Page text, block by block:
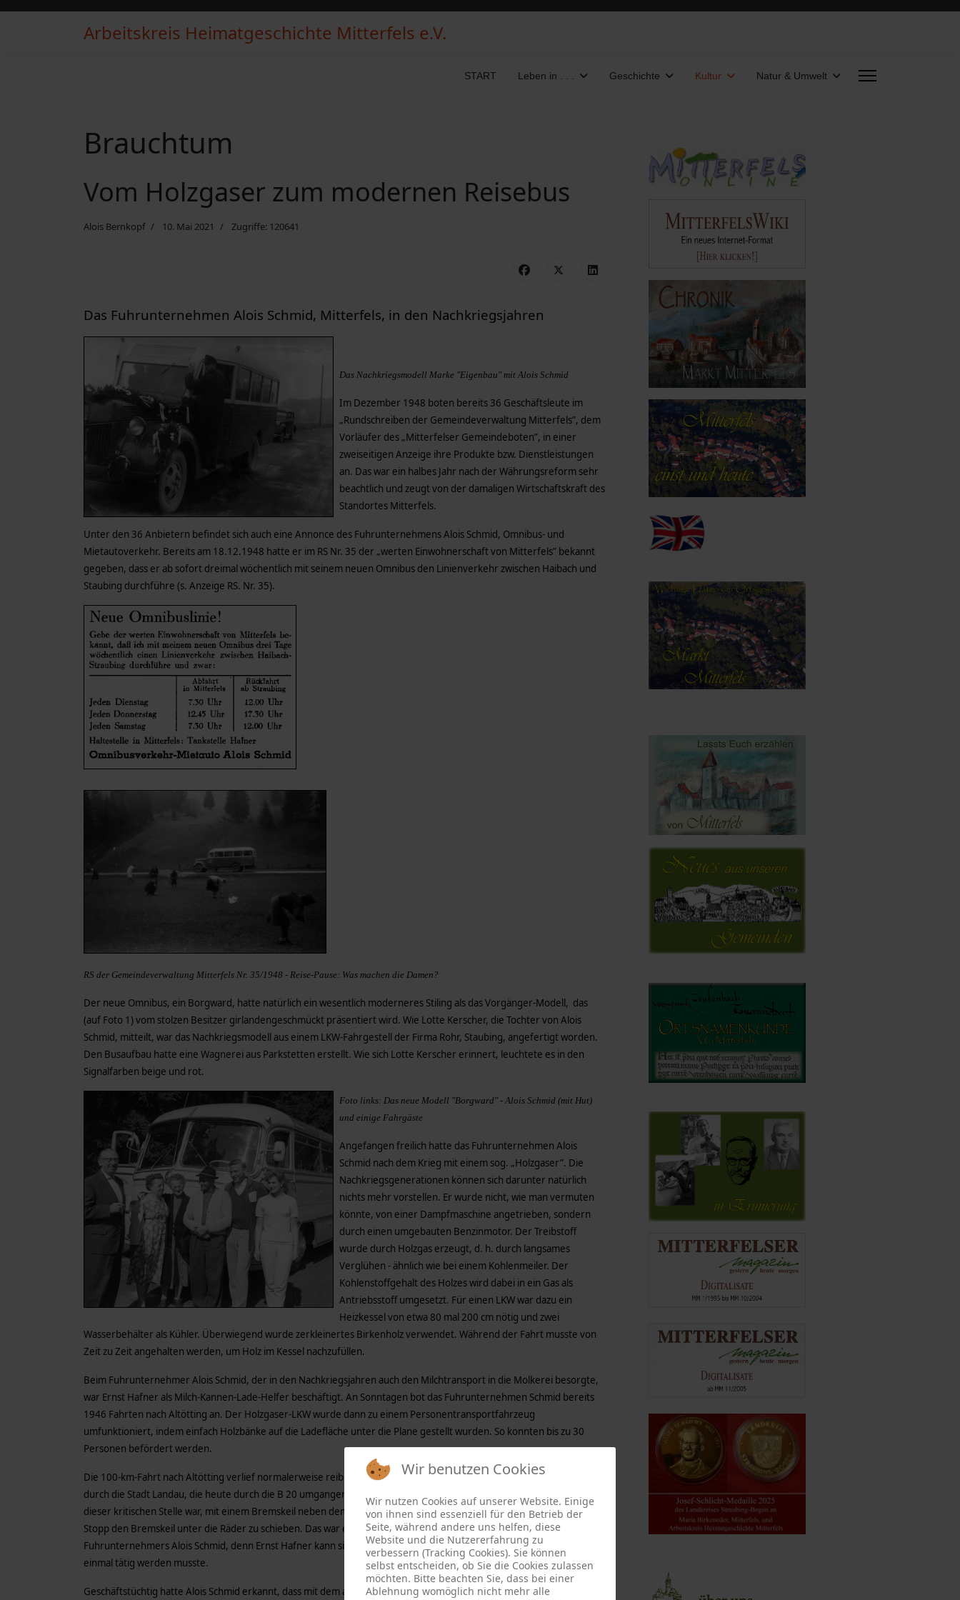
Arbeitskreis Heimatgeschichte Mitterfels e.V.
START Leben in . . . Geschichte Kultur Natur & Umwelt
Brauchtum
Vom Holzgaser zum modernen Reisebus
Alois Bernkopf 10. Mai 2021 Zugriffe: 120641
Das Fuhrunternehmen Alois Schmid, Mitterfels, in den Nachkriegsjahren
Das Nachkriegsmodell Marke "Eigenbau" mit Alois Schmid
Im Dezember 1948 boten bereits 36 Geschäftsleute im
„Rundschreiben der Gemeindeverwaltung Mitterfels”, dem
Vorläufer des „Mitterfelser Gemeindeboten”, in einer
zweiseitigen Anzeige ihre Produkte bzw. Dienstleistungen
an. Das war ein halbes Jahr nach der Währungsreform sehr
beachtlich und zeugt von der damaligen Wirtschaftskraft des
Standortes Mitterfels.
Unter den 36 Anbietern befindet sich auch eine Annonce des Fuhrunternehmens Alois Schmid, Omnibus- und
Mietautoverkehr. Bereits am 18.12.1948 hatte er im RS Nr. 35 der „werten Einwohnerschaft von Mitterfels” bekannt
gegeben, dass er ab sofort dreimal wöchentlich mit seinem neuen Omnibus den Linienverkehr zwischen Haibach und
Staubing durchführe (s. Anzeige RS. Nr. 35).
RS der Gemeindeverwaltung Mitterfels Nr. 35/1948 - Reise-Pause: Was machen die Damen?
Der neue Omnibus, ein Borgward, hatte natürlich ein wesentlich moderneres Stiling als das Vorgänger-Modell, das
(auf Foto 1) vom stolzen Besitzer girlandengeschmückt präsentiert wird. Wie Lotte Kerscher, die Tochter von Alois
Schmid, mitteilt, war das Nachkriegsmodell aus einem LKW-Fahrgestell der Firma Rohr, Staubing, angefertigt worden.
Den Busaufbau hatte eine Wagnerei aus Parkstetten erstellt. Wie sich Lotte Kerscher erinnert, leuchtete es in den
Signalfarben beige und rot.
Foto links: Das neue Modell "Borgward" - Alois Schmid (mit Hut)
und einige Fahrgäste
Angefangen freilich hatte das Fuhrunternehmen Alois
Schmid nach dem Krieg mit einem sog. „Holzgaser”. Die
Nachkriegsgenerationen können sich darunter natürlich
nichts mehr vorstellen. Er wurde nicht, wie man vermuten
könnte, von einer Dampfmaschine angetrieben, sondern
durch einen umgebauten Benzinmotor. Der Treibstoff
wurde durch Holzgas erzeugt, d. h. durch langsames
Verglühen - ähnlich wie bei einem Kohlenmeiler. Der
Kohlenstoffgehalt des Holzes wird dabei in ein Gas als
Antriebsstoff umgesetzt. Für einen LKW war dazu ein
Heizkessel von etwa 80 mal 200 cm nötig und zwei
Wasserbehälter als Kühler. Überwiegend wurde zerkleinertes Birkenholz verwendet. Während der Fahrt musste von
Zeit zu Zeit angehalten werden, um Holz im Kessel nachzufüllen.
Beim Fuhrunternehmer Alois Schmid, der in den Nachkriegsjahren auch den Milchtransport in die Molkerei besorgte,
war Ernst Hafner als Milch-Kannen-Lade-Helfer beschäftigt. An Sonntagen bot das Fuhrunternehmen Schmid bereits
1946 Fahrten nach Altötting an. Der Holzgaser-LKW wurde dann zu einem Personentransportfahrzeug
umfunktioniert, indem einfach Holzbänke auf die Ladefläche unter die Plane gestellt wurden. So konnten bis zu 30
Personen befördert werden.
Die 100-km-Fahrt nach Altötting verlief normalerweise reibungslos. Nur der „Landauer-Berg”, also der steile Anstieg
durch die Stadt Landau, die heute durch die B 20 umgangen wird, war gefürchtet. Die Aufgabe von Ernst Hafner an
dieser kritischen Stelle war, mit einem Bremskeil neben dem LKW herzulaufen und bei einem unvorhergesehenen
Stopp den Bremskeil unter die Räder zu schieben. Das war eine reine Vorsichtsmaßnahme des umsichtigen
Fuhrunternehmers Alois Schmid, denn Ernst Hafner kann sich nicht erinnern, dass er als Bremsklotz-Unterleger
einmal tätig werden musste.
Geschäftstüchtig hatte Alois Schmid erkannt, dass mit dem aufblühenden Wirtschaftsleben der Linienverkehr nach
Wir benutzen Cookies
Wir nutzen Cookies auf unserer Website. Einige
von ihnen sind essenziell für den Betrieb der
Seite, während andere uns helfen, diese
Website und die Nutzererfahrung zu
verbessern (Tracking Cookies). Sie können
selbst entscheiden, ob Sie die Cookies zulassen
möchten. Bitte beachten Sie, dass bei einer
Ablehnung womöglich nicht mehr alle